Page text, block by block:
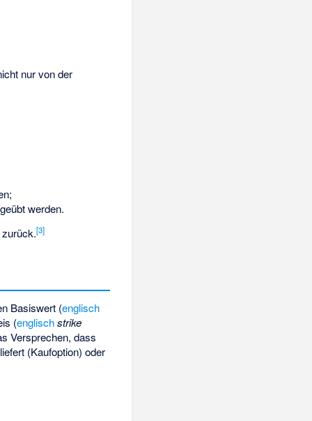
nur von der
werden.
zurück.[3]
Basiswert (englisch
(englisch strike
Versprechen, dass
(Kaufoption) oder